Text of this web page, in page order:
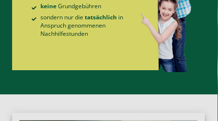
keineGrund­gebühren
sondern nur die tatsächlich in
Anspruch genommenen
Nachhilfe­stunden